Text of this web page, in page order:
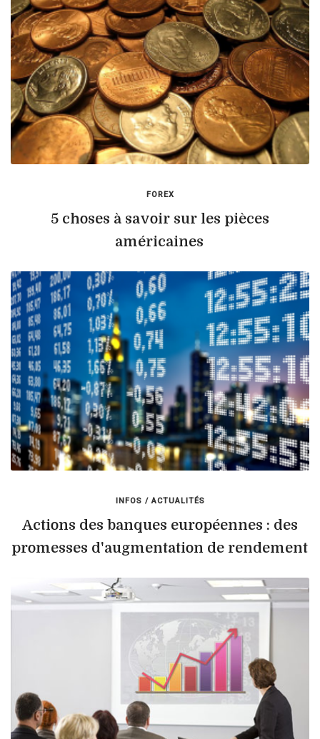
FOREX
5 choses à savoir sur les pièces
américaines
INFOS / ACTUALITÉS
Actions des banques européennes : des
promesses d'augmentation de rendement